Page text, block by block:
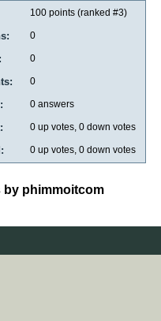
100 points (ranked #3)
0
0
0
0 answers
0 up votes, 0 down votes
0 up votes, 0 down votes
by phimmoitcom